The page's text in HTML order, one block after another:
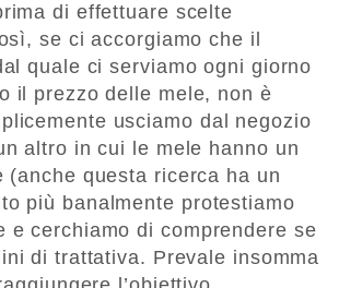
di effettuare scelte
se ci accorgiamo che il
quale ci serviamo ogni giorno
il prezzo delle mele, non è
usciamo dal negozio
altro in cui le mele hanno un
(anche questa ricerca ha un
più banalmente protestiamo
e cerchiamo di comprendere se
di trattativa. Prevale insomma